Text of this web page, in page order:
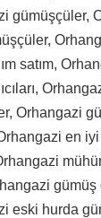
gümüşçüler,
satım,
Orhangazi
en
gümüş
eski hurda